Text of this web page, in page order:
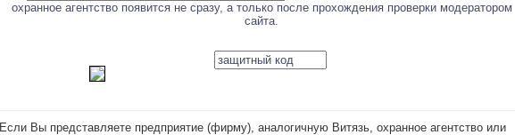
охранное агентство появится не сразу, а только после прохождения проверки модератором
сайта.
Если Вы представляете предприятие (фирму), аналогичную Витязь, охранное агентство или